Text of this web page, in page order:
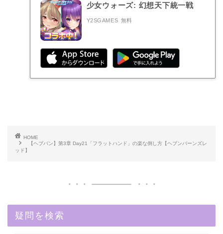
少女ウォーズ: 幻想天下統一戦
Y2SGAMES 無料
HOME
【ヘブバン】第3章 Day21「フラットハンド」の楽な倒し方【ヘブンバーンズレ
ッド】
疑問を検索